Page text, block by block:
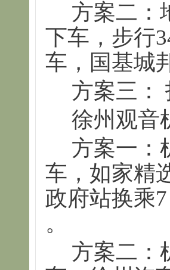
方案二：
下车，步行
车，国基城
方案三：
徐州观音
方案一：
车，如家精
政府站换乘
。
方案二：